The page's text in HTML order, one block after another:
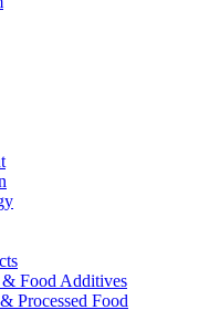
Food Additives
Processed Food